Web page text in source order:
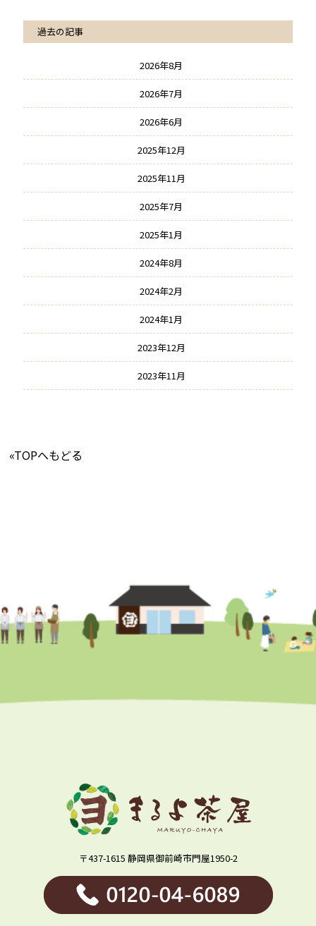
過去の記事
2026年8月
2026年7月
2026年6月
2025年12月
2025年11月
2025年7月
2025年1月
2024年8月
2024年2月
2024年1月
2023年12月
2023年11月
«TOPへもどる
〒437-1615 静岡県御前崎市門屋1950-2